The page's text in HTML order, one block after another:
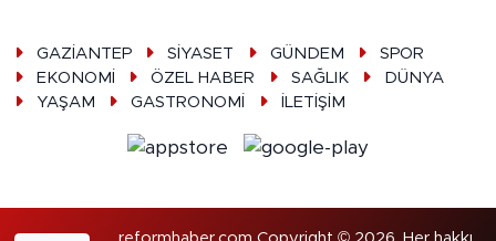
GAZİANTEP SİYASET GÜNDEM
SPOR
EKONOMİ
ÖZEL HABER SAĞLIK
DÜNYA
YAŞAM
GASTRONOMİ İLETİŞİM